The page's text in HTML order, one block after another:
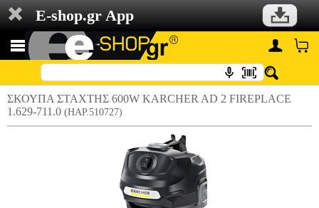
E-shop.gr App
ΣΚΟΥΠΑ ΣΤΑΧΤΗΣ 600W KARCHER AD 2 FIREPLACE
1.629-711.0 (HAP.510727)